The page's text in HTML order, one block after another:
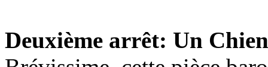
Deuxième arrêt: Un Chien